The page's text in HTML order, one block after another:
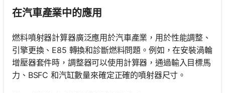
在汽車產業中的應用
燃料噴射器計算器廣泛應用於汽車產業，用於性能調整、
引擎更換、E85 轉換和診斷燃料問題。例如，在安裝渦輪
增壓器套件時，調整器可以使用計算器，通過輸入目標馬
力、BSFC 和汽缸數量來確定正確的噴射器尺寸。